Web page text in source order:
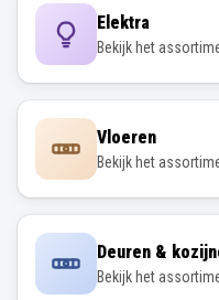
Elektra
Bekijk het
Vloeren
Bekijk het
Deuren &
Bekijk het